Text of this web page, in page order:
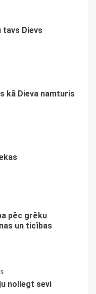
tavs Dievs
kā Dieva namturis
pēc grēku
un ticības
noliegt sevi